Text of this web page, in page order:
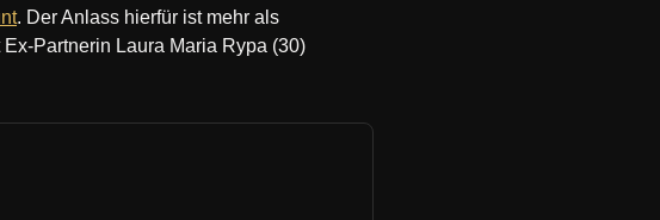
. Der Anlass hierfür ist mehr als
Partnerin Laura Maria Rypa (30)